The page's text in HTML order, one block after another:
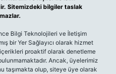
Sitemizdeki bilgiler taslak
Bilgi Teknolojileri ve İletişim
bir Yer Sağlayıcı olarak hizmet
proaktif olarak denetleme
Ancak, üyelerimiz
taşımakta olup, siteye üye olarak